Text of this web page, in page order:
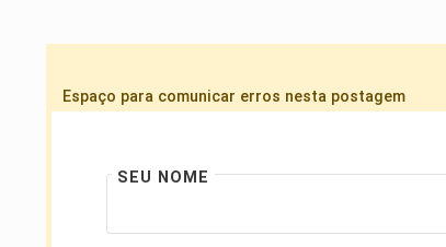
Espaço para comunicar erros nesta postagem
SEU NOME